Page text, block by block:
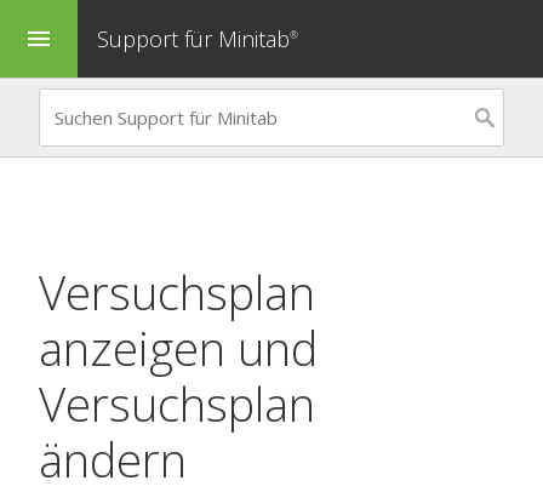
menu Support für Minitab®
Versuchsplan
anzeigen und
Versuchsplan
ändern